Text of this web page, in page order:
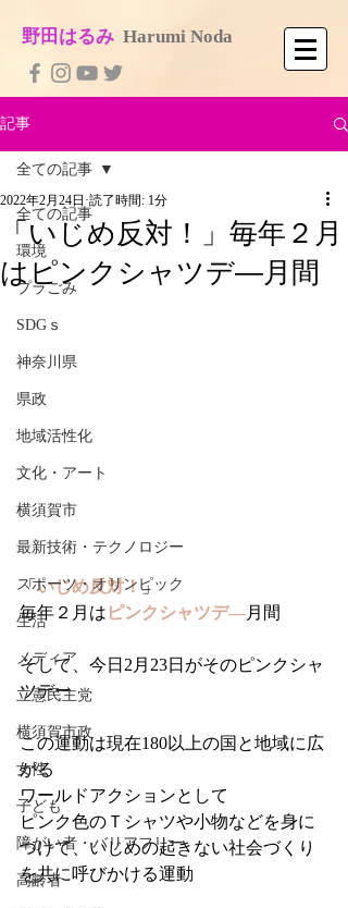
​野田はるみ Harumi No​da
記事
全ての記事
環境
プラごみ
SDGｓ
神奈川県
県政
地域活性化
文化・アート
横須賀市
最新技術・テクノロジー
スポーツ・オリンピック
生活
メディア
立憲民主党
横須賀市政
女性
子ども
障がい者・バリアフリー
高齢者
全ての記事
「いじめ反対！」毎年２月
はピンクシャツデ―月間
2022年2月24日 読了時間: 1分
「いじめ反対！」
毎年２月は ピンクシャツデ―月間
そして、今日2月23日がそのピンクシャ
ツデー
この運動は現在180以上の国と地域に広
がる
ワールドアクションとして
ピンク色のＴシャツや小物などを身に
つけて、いじめの起きない社会づくり
を共に呼びかける運動